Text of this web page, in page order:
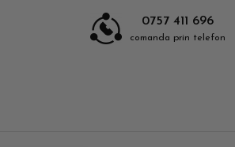
0757 411 696
comanda prin telefon